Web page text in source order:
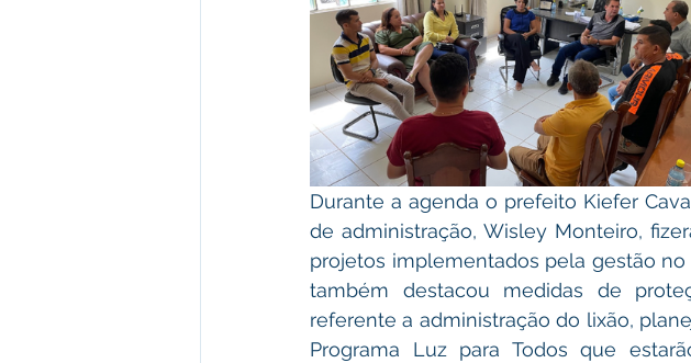
Durante a agenda o prefeito Kiefer
de administração, Wisley Monteiro,
projetos implementados pela gestão
também destacou medidas de
referente a administração do lixão,
Programa Luz para Todos que